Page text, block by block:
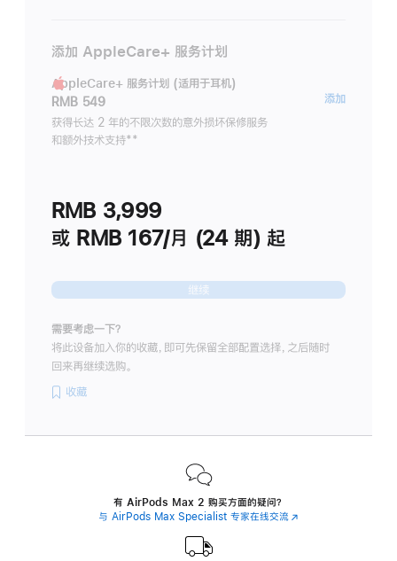
添加 AppleCare+ 服务计划
AppleCare+ 服务计划 (适用于耳机)
RMB 549
获得长达 2 年的不限次数的意外损坏保修服务
和额外技术支持脚
**
添加
RMB 3,999
或 RMB 167/月 (24 期) 起
继续
需要考虑一下？
将此设备加入你的收藏，即可先保留全部配置选择，之后随时
回来再继续选购。
收藏
有 AirPods Max 2 购买方面的疑问？
与 AirPods Max Specialist 专家在线交流(在